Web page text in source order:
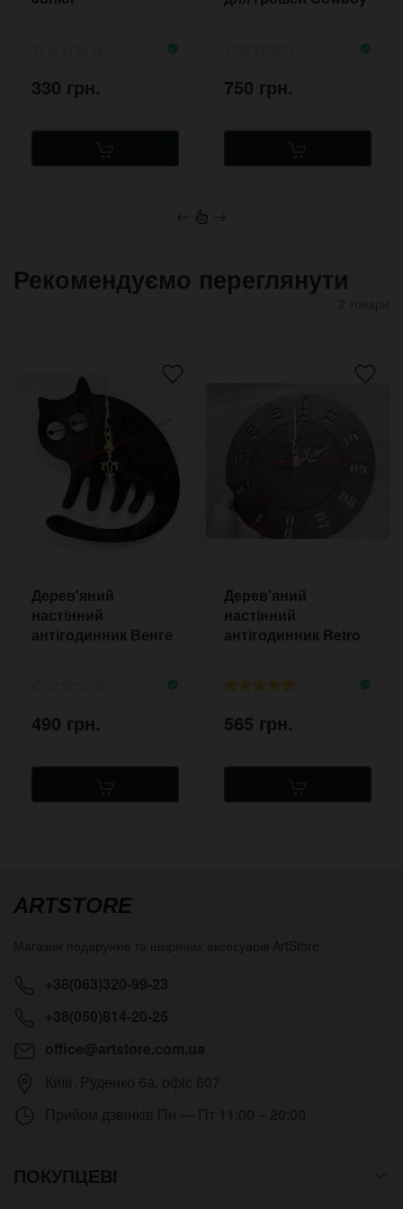
330 грн. 750 грн.
← →
Рекомендуємо переглянути
Дерев'яний
настінний
антігодинник Венге
490 грн.
Дерев'яний
настінний
антігодинник Retro
565 грн.
ARTSTORE
ПОКУПЦЕВІ